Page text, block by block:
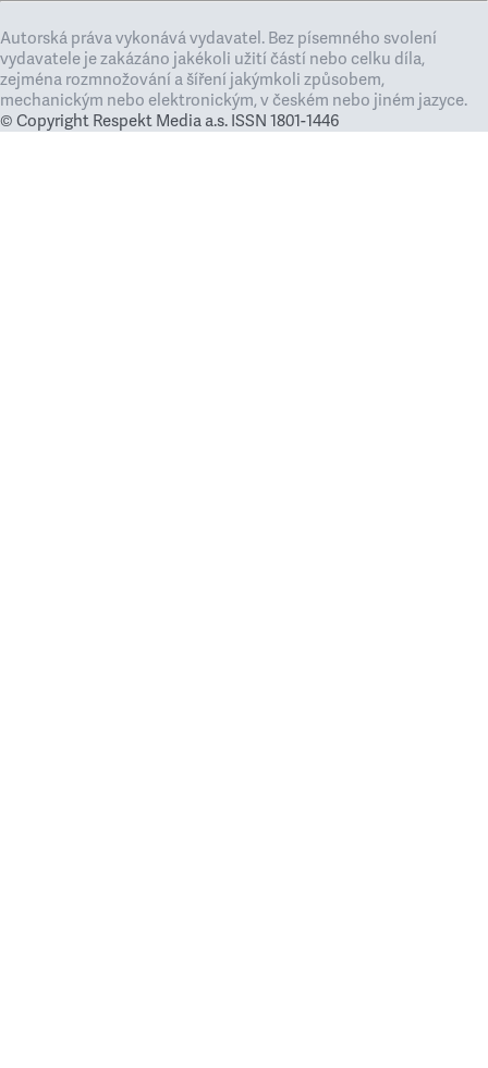
Autorská práva vykonává vydavatel. Bez písemného svolení
vydavatele je zakázáno jakékoli užití částí nebo celku díla,
zejména rozmnožování a šíření jakýmkoli způsobem,
mechanickým nebo elektronickým, v českém nebo jiném jazyce.
© Copyright Respekt Media a.s. ISSN 1801-1446